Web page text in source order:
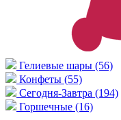
Гелиевые шары (56)
Конфеты (55)
Сегодня-Завтра (194)
Горшечные (16)